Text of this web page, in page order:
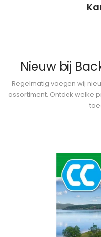
Nieuw bij
Regelmatig voegen wij
assortiment. Ontdek welke